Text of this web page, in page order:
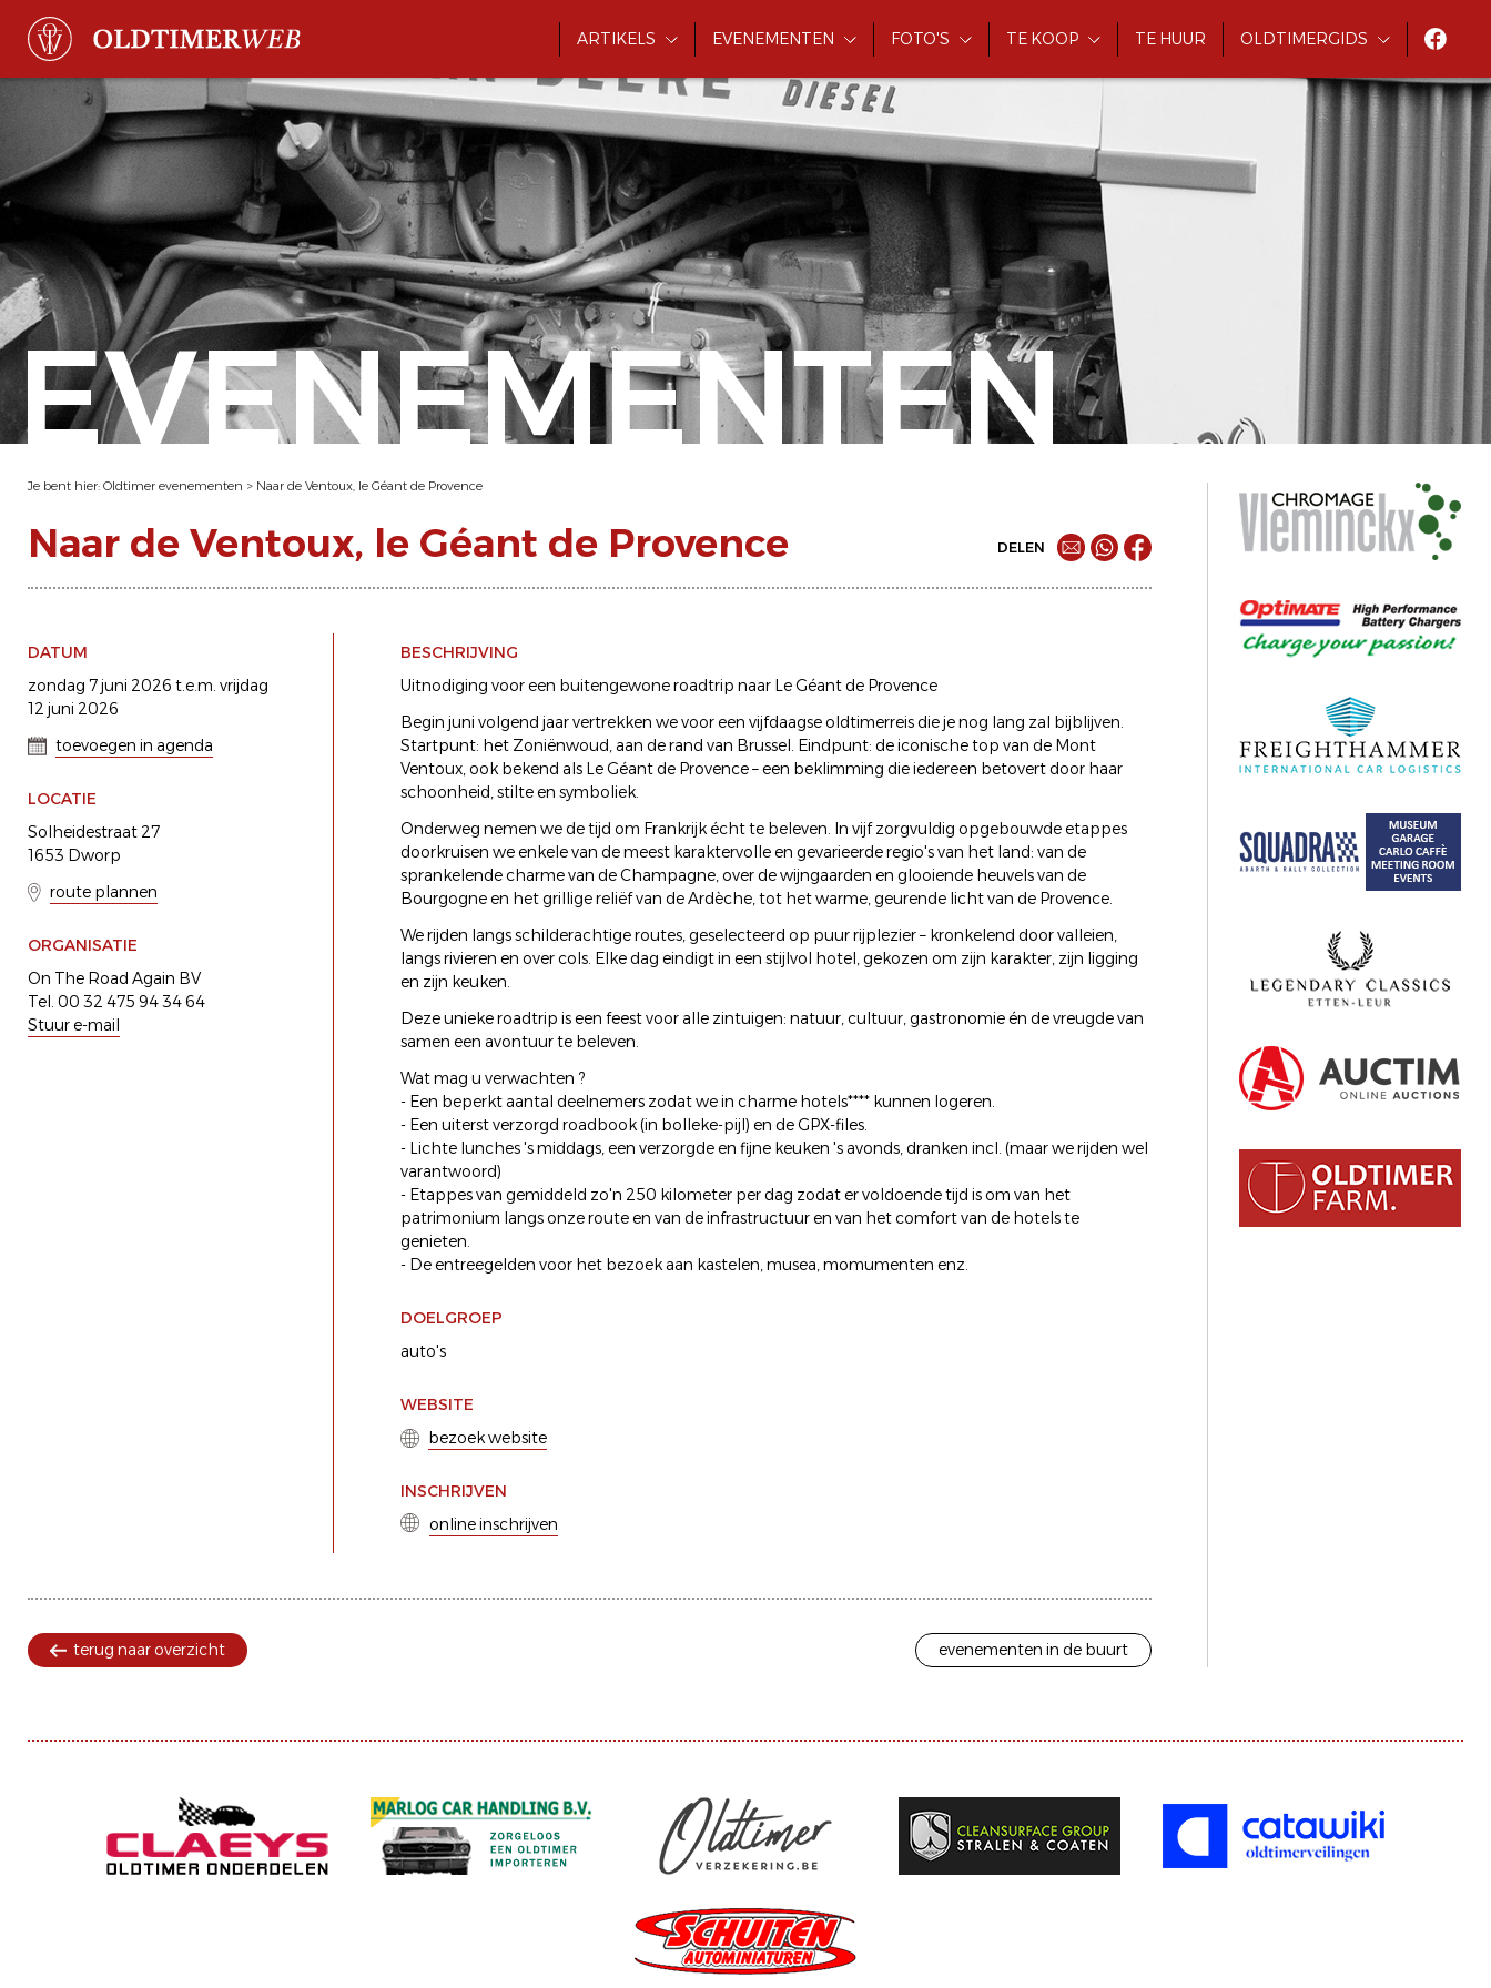
ARTIKELS EVENEMENTEN FOTO'S TE KOOP TE HUUR OLDTIMERGIDS
EVENEMENTEN
Je bent hier: Oldtimer evenementen > Naar de Ventoux, le Géant de Provence
Naar de Ventoux, le Géant de Provence DELEN
DATUM
zondag 7 juni 2026 t.e.m. vrijdag
12 juni 2026
toevoegen in agenda
LOCATIE
Solheidestraat 27
1653 Dworp
route plannen
ORGANISATIE
On The Road Again BV
Tel. 00 32 475 94 34 64
Stuur e-mail
BESCHRIJVING
Uitnodiging voor een buitengewone roadtrip naar Le Géant de Provence
Begin juni volgend jaar vertrekken we voor een vijfdaagse oldtimerreis die je nog lang zal bijblijven.
Startpunt: het Zoniënwoud, aan de rand van Brussel. Eindpunt: de iconische top van de Mont
Ventoux, ook bekend als Le Géant de Provence – een beklimming die iedereen betovert door haar
schoonheid, stilte en symboliek.
Onderweg nemen we de tijd om Frankrijk écht te beleven. In vijf zorgvuldig opgebouwde etappes
doorkruisen we enkele van de meest karaktervolle en gevarieerde regio's van het land: van de
sprankelende charme van de Champagne, over de wijngaarden en glooiende heuvels van de
Bourgogne en het grillige reliëf van de Ardèche, tot het warme, geurende licht van de Provence.
We rijden langs schilderachtige routes, geselecteerd op puur rijplezier – kronkelend door valleien,
langs rivieren en over cols. Elke dag eindigt in een stijlvol hotel, gekozen om zijn karakter, zijn ligging
en zijn keuken.
Deze unieke roadtrip is een feest voor alle zintuigen: natuur, cultuur, gastronomie én de vreugde van
samen een avontuur te beleven.
Wat mag u verwachten ?
- Een beperkt aantal deelnemers zodat we in charme hotels**** kunnen logeren.
- Een uiterst verzorgd roadbook (in bolleke-pijl) en de GPX-files.
- Lichte lunches 's middags, een verzorgde en fijne keuken 's avonds, dranken incl. (maar we rijden wel
varantwoord)
- Etappes van gemiddeld zo'n 250 kilometer per dag zodat er voldoende tijd is om van het
patrimonium langs onze route en van de infrastructuur en van het comfort van de hotels te
genieten.
- De entreegelden voor het bezoek aan kastelen, musea, momumenten enz.
DOELGROEP
auto's
WEBSITE
bezoek website
INSCHRIJVEN
online inschrijven
terug naar overzicht evenementen in de buurt